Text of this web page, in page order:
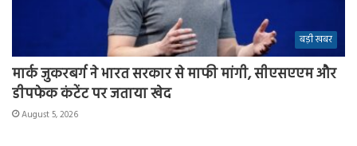
बड़ी खबर
मार्क जुकरबर्ग ने भारत सरकार से माफी मांगी, सीएसएएम और
डीपफेक कंटेंट पर जताया खेद
August 5, 2026